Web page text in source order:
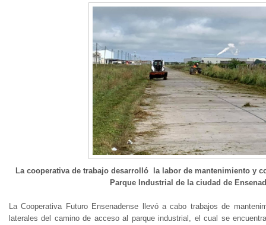
La cooperativa de trabajo desarrolló la labor de mantenimiento y
Parque Industrial de la ciudad de
La Cooperativa Futuro Ensenadense llevó a cabo trabajos de
laterales del camino de acceso al parque industrial, el cual se